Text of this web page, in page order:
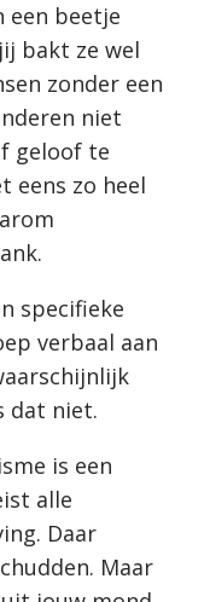
een beetje
bakt ze wel
zonder een
niet
geloof te
eens zo heel
specifieke
verbaal aan
dat niet.
is een
alle
Daar
Maar